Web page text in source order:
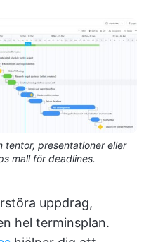
tentor, presentationer eller
mall för deadlines.
uppdrag,
hel terminsplan.